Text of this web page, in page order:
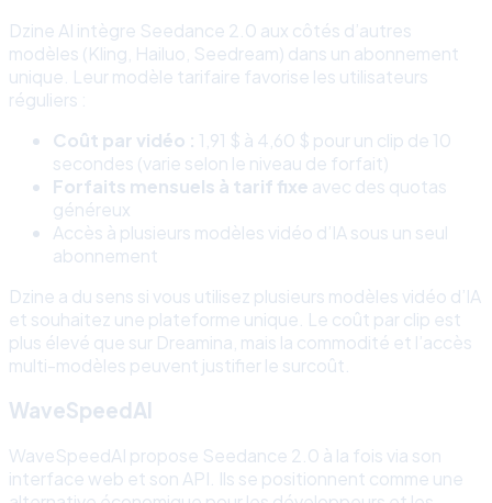
Dzine AI intègre Seedance 2.0 aux côtés d’autres
modèles (Kling, Hailuo, Seedream) dans un abonnement
unique. Leur modèle tarifaire favorise les utilisateurs
réguliers :
Coût par vidéo : 1,91 $ à 4,60 $ pour un clip de 10
secondes (varie selon le niveau de forfait)
Forfaits mensuels à tarif fixe avec des quotas
généreux
Accès à plusieurs modèles vidéo d’IA sous un seul
abonnement
Dzine a du sens si vous utilisez plusieurs modèles vidéo d’IA
et souhaitez une plateforme unique. Le coût par clip est
plus élevé que sur Dreamina, mais la commodité et l’accès
multi-modèles peuvent justifier le surcoût.
WaveSpeedAI
WaveSpeedAI propose Seedance 2.0 à la fois via son
interface web et son API. Ils se positionnent comme une